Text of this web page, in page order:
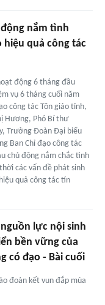
động nắm tình
hiệu quả công tác
động 6 tháng đầu
vụ 6 tháng cuối năm
công tác Tôn giáo tỉnh,
Hương, Phó Bí thư
Trưởng Đoàn Đại biểu
Ban Chỉ đạo công tác
chủ động nắm chắc tình
các vấn đề phát sinh
quả công tác tín
lực nội sinh
bền vững của
có đạo - Bài cuối
đoàn kết vun đắp mùa